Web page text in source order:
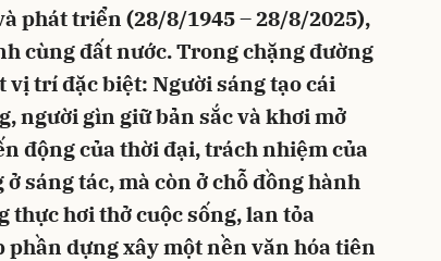
phát triển (28/8/1945 – 28/8/2025),
cùng đất nước. Trong chặng đường
vị trí đặc biệt: Người sáng tạo cái
người gìn giữ bản sắc và khơi mở
động của thời đại, trách nhiệm của
sáng tác, mà còn ở chỗ đồng hành
thực hơi thở cuộc sống, lan tỏa
dựng xây một nền văn hóa tiên
Hủy